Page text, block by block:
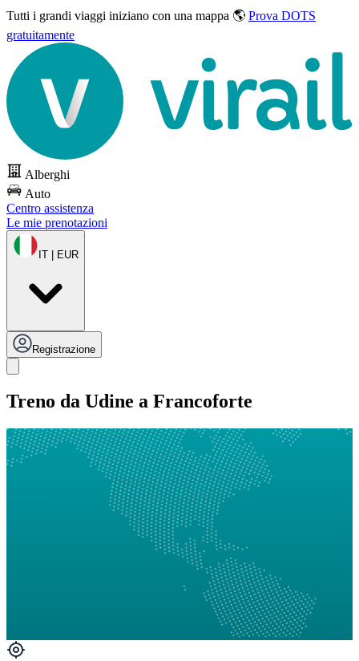
Tutti i grandi viaggi iniziano con una mappa 🌎 Prova DOTS
gratuitamente
Alberghi
Auto
Centro assistenza
Le mie prenotazioni
IT | EUR
Registrazione
Treno da Udine a Francoforte